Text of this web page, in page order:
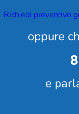
Richiedi preventivo
oppure
e